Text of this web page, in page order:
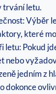
trvání letu.
Výběr
které
letu: Pokud
nebo
jedním z
dokonce